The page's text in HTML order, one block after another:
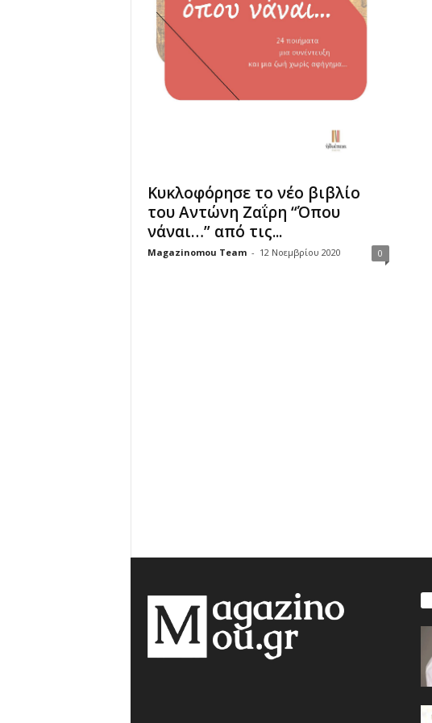
Κυκλοφόρησε το νέο βιβλίο
του Αντώνη Ζαΐρη “Όπου
νάναι…” από τις...
Magazinomou Team - 12 Νοεμβρίου 2020 0